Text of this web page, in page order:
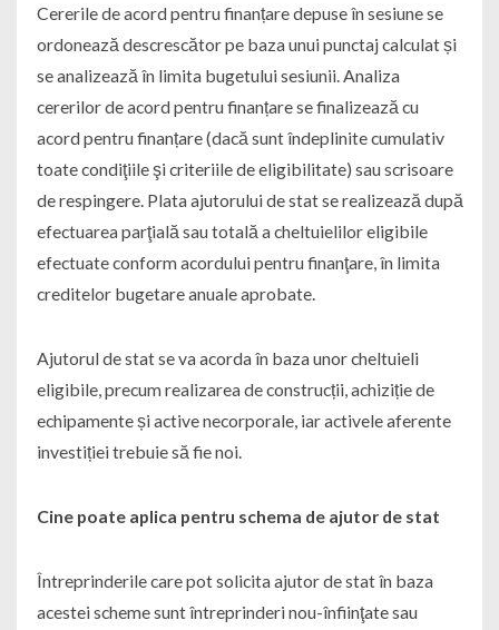
Cererile de acord pentru finanțare depuse în sesiune se
ordonează descrescător pe baza unui punctaj calculat și
se analizează în limita bugetului sesiunii. Analiza
cererilor de acord pentru finanțare se finalizează cu
acord pentru finanțare (dacă sunt îndeplinite cumulativ
toate condiţiile şi criteriile de eligibilitate) sau scrisoare
de respingere. Plata ajutorului de stat se realizează după
efectuarea parţială sau totală a cheltuielilor eligibile
efectuate conform acordului pentru finanţare, în limita
creditelor bugetare anuale aprobate.
Ajutorul de stat se va acorda în baza unor cheltuieli
eligibile, precum realizarea de construcții, achiziție de
echipamente și active necorporale, iar activele aferente
investiției trebuie să fie noi.
Cine poate aplica pentru schema de ajutor de stat
Întreprinderile care pot solicita ajutor de stat în baza
acestei scheme sunt întreprinderi nou-înfiinţate sau